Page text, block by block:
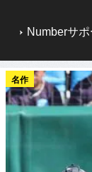
Numberサ
名作